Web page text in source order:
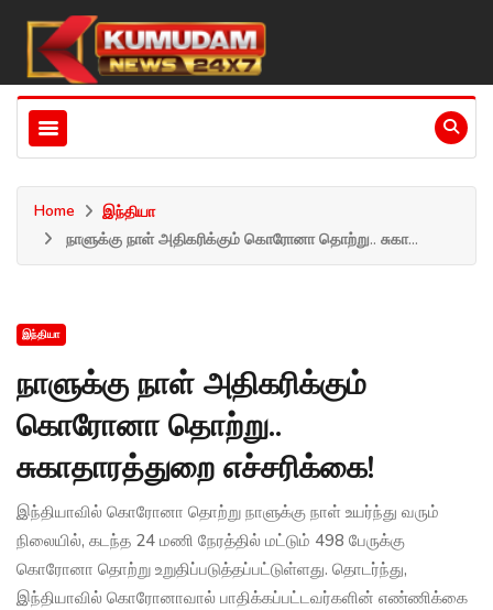
Home
இந்தியா
நாளுக்கு நாள் அதிகரிக்கும் கொரோனா தொற்று.. சுகா...
இந்தியா
நாளுக்கு நாள் அதிகரிக்கும்
கொரோனா தொற்று..
சுகாதாரத்துறை எச்சரிக்கை!
இந்தியாவில் கொரோனா தொற்று நாளுக்கு நாள் உயர்ந்து வரும்
நிலையில், கடந்த 24 மணி நேரத்தில் மட்டும் 498 பேருக்கு
கொரோனா தொற்று உறுதிப்படுத்தப்பட்டுள்ளது. தொடர்ந்து,
இந்தியாவில் கொரோனாவால் பாதிக்கப்பட்டவர்களின் எண்ணிக்கை